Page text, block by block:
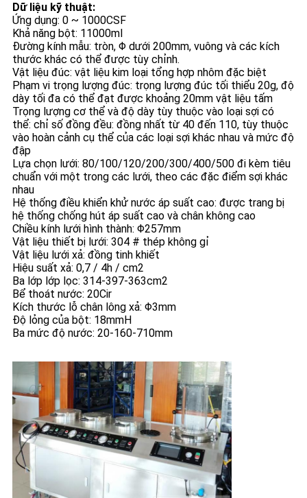
Dữ liệu kỹ thuật:
Ứng dụng: 0 ~ 1000CSF
Khả năng bột: 11000ml
Đường kính mẫu: tròn, Φ dưới 200mm, vuông và các kích
thước khác có thể được tùy chỉnh.
Vật liệu đúc: vật liệu kim loại tổng hợp nhôm đặc biệt
Phạm vi trọng lượng đúc: trọng lượng đúc tối thiểu 20g, độ
dày tối đa có thể đạt được khoảng 20mm vật liệu tấm
Trọng lượng cơ thể và độ dày tùy thuộc vào loại sợi có
thể: chỉ số đồng đều: đồng nhất từ 40 đến 110, tùy thuộc
vào hoàn cảnh cụ thể của các loại sợi khác nhau và mức độ
đập
Lựa chọn lưới: 80/100/120/200/300/400/500 đi kèm tiêu
chuẩn với một trong các lưới, theo các đặc điểm sợi khác
nhau
Hệ thống điều khiển khử nước áp suất cao: được trang bị
hệ thống chống hút áp suất cao và chân không cao
Chiều kính lưới hình thành: Φ257mm
Vật liệu thiết bị lưới: 304 # thép không gỉ
Vật liệu lưới xả: đồng tinh khiết
Hiệu suất xả: 0,7 / 4h / cm2
Ba lớp lớp lọc: 314-397-363cm2
Bể thoát nước: 20Cir
Kích thước lỗ chân lông xả: Φ3mm
Độ lỏng của bột: 18mmH
Ba mức độ nước: 20-160-710mm